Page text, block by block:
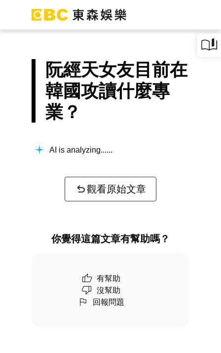
阮經天女友目前在
韓國攻讀什麼專
業？
AI is analyzing...
觀看原始文章
你覺得這篇文章有幫助嗎？
有幫助
沒幫助
回報問題